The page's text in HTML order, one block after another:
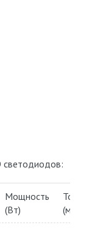
светодиодов:
Мощность
(Вт)
Ток
(мА)